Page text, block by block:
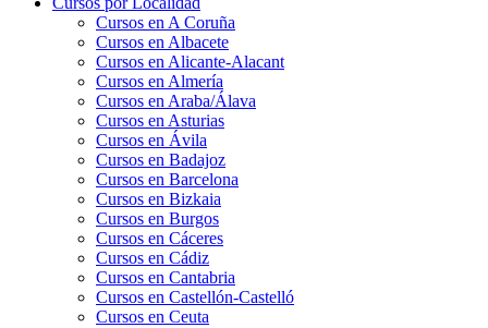
Cursos en A Coruña
Cursos en Albacete
Cursos en Alicante-Alacant
Cursos en Almería
Cursos en Araba/Álava
Cursos en Asturias
Cursos en Ávila
Cursos en Badajoz
Cursos en Barcelona
Cursos en Bizkaia
Cursos en Burgos
Cursos en Cáceres
Cursos en Cádiz
Cursos en Cantabria
Cursos en Castellón-Castelló
Cursos en Ceuta